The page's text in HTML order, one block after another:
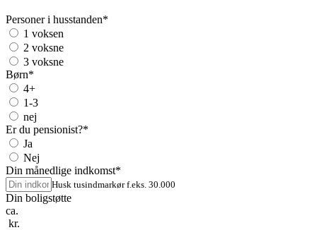
Personer i husstanden*
1 voksen
2 voksne
3 voksne
Børn*
4+
1-3
nej
Er du pensionist?*
Ja
Nej
Din månedlige indkomst*
Husk tusindmarkør f.eks. 30.000
Din boligstøtte
ca.
kr.